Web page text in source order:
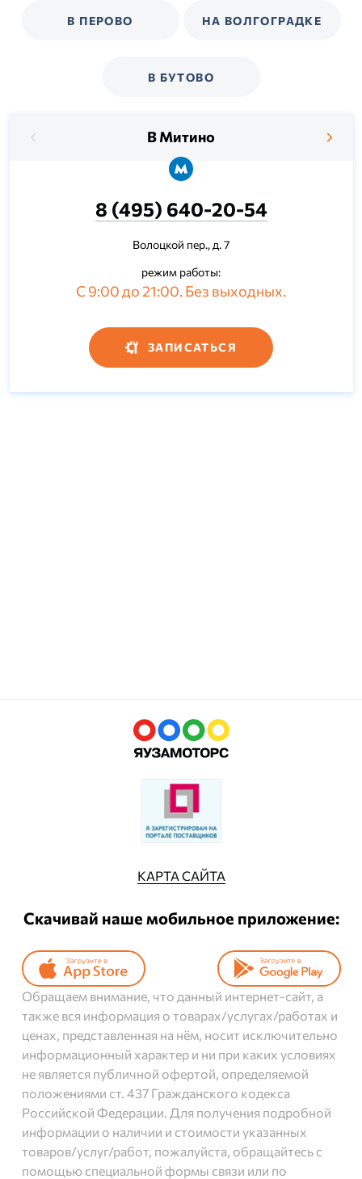
В ПЕРОВО НА ВОЛГОГРАДКЕ
В БУТОВО
В Митино
8 (495) 640-20-54
Волоцкой пер., д. 7
режим работы:
С 9:00 до 21:00. Без выходных.
ЗАПИСАТЬСЯ
КАРТА САЙТА
Скачивай наше мобильное приложение:
Обращаем внимание, что данный интернет-сайт, а
также вся информация о товарах/услугах/работах и
ценах, представленная на нём, носит исключительно
информационный характер и ни при каких условиях
не является публичной офертой, определяемой
положениями ст. 437 Гражданского кодекса
Российской Федерации. Для получения подробной
информации о наличии и стоимости указанных
товаров/услуг/работ, пожалуйста, обращайтесь с
помощью специальной формы связи или по